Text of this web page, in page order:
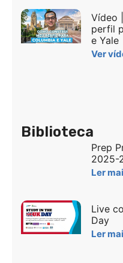
Vídeo
perfil
e Yale
Ver
Biblioteca
Prep
2025-
Ler
Live
Day
Ler